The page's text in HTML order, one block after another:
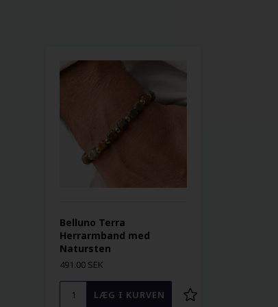
Belluno Terra
Herrarmband med
Natursten
491.00 SEK